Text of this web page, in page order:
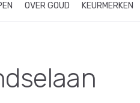
OVER GOUD KEURMERKEN